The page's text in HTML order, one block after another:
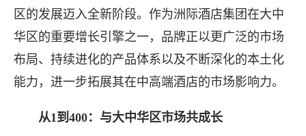
区的发展迈入全新阶段。作为洲际酒店集团在大中
华区的重要增长引擎之一，品牌正以更广泛的市场
布局、持续进化的产品体系以及不断深化的本土化
能力，进一步拓展其在中高端酒店的市场影响力。
从1到400： 与大中华区市场共成长
为每一次出发充能，持续拓展
年5月21日—— 洲际酒店集团近日宣
智选假日酒店在大中华区迎来400